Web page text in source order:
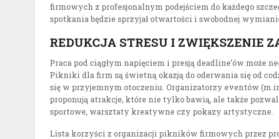
firmowych z profesjonalnym podejściem do każdego
spotkania będzie sprzyjał otwartości i swobodnej
REDUKCJA STRESU I ZWIĘKSZENIE
Praca pod ciągłym napięciem i presją deadline’ów może
Pikniki dla firm są świetną okazją do oderwania się od
się w przyjemnym otoczeniu. Organizatorzy eventów
proponują atrakcje, które nie tylko bawią, ale także
sportowe, warsztaty kreatywne czy pokazy artystyczne.
Lista korzyści z organizacji pikników firmowych przez